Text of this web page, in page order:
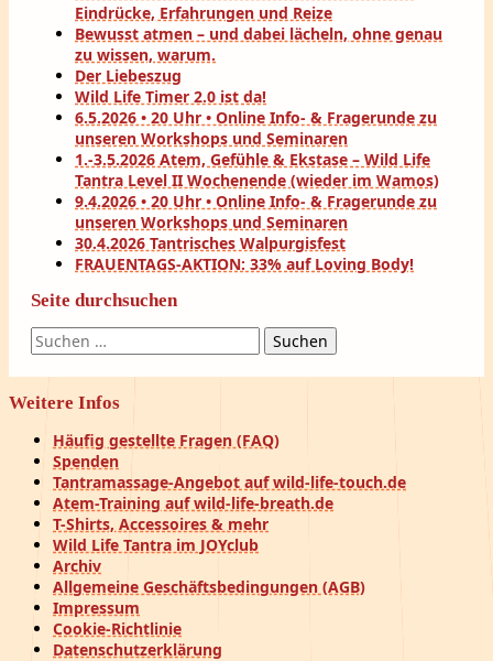
Eindrücke, Erfahrungen und Reize
Bewusst atmen – und dabei lächeln, ohne genau
zu wissen, warum.
Der Liebeszug
Wild Life Timer 2.0 ist da!
6.5.2026 • 20 Uhr • Online Info- & Fragerunde zu
unseren Workshops und Seminaren
1.-3.5.2026 Atem, Gefühle & Ekstase – Wild Life
Tantra Level II Wochenende (wieder im Wamos)
9.4.2026 • 20 Uhr • Online Info- & Fragerunde zu
unseren Workshops und Seminaren
30.4.2026 Tantrisches Walpurgisfest
FRAUENTAGS-AKTION: 33% auf Loving Body!
Seite durchsuchen
Suchen
nach:
Weitere Infos
Häufig gestellte Fragen (FAQ)
Spenden
Tantramassage-Angebot auf wild-life-touch.de
Atem-Training auf wild-life-breath.de
T-Shirts, Accessoires & mehr
Wild Life Tantra im JOYclub
Archiv
Allgemeine Geschäftsbedingungen (AGB)
Impressum
Cookie-Richtlinie
Datenschutzerklärung